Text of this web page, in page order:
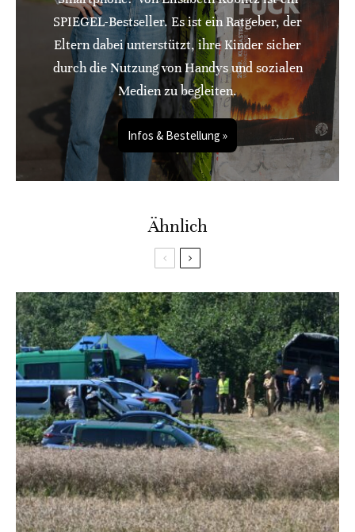
SPIEGEL-Bestseller. Es ist ein Ratgeber, der
Eltern dabei unterstützt, ihre Kinder sicher
durch die Nutzung von Handys und sozialen
Medien zu begleiten.
Infos & Bestellung »
Ähnlich